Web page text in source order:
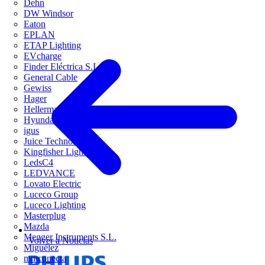
Dehn
DW Windsor
Eaton
EPLAN
ETAP Lighting
EVcharge
Finder Eléctrica S.L.U
General Cable
Gewiss
Hager
HellermannTyton
Hyundai Electric
igus
Juice Technology
Kingfisher Lighting
LedsC4
LEDVANCE
Lovato Electric
Luceco Group
Luceco Lighting
Masterplug
Mazda
Megger Instruments S.L.
Miguélez
mmconecta
Volver a Noticias